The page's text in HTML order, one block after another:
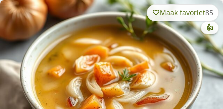
Maak favoriet85
👍